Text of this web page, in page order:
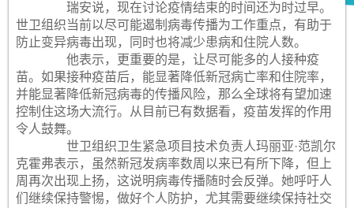
瑞安说，现在讨论疫情结束的时间还为时过早。
世卫组织当前以尽可能遏制病毒传播为工作重点，有助于
防止变异病毒出现，同时也将减少患病和住院人数。
他表示，更重要的是，让尽可能多的人接种疫
苗。如果接种疫苗后，能显著降低新冠病亡率和住院率，
并能显著降低新冠病毒的传播风险，那么全球将有望加速
控制住这场大流行。从目前已有数据看，疫苗发挥的作用
令人鼓舞。
世卫组织卫生紧急项目技术负责人玛丽亚·范凯尔
克霍弗表示，虽然新冠发病率数周以来已有所下降，但上
周再次出现上扬，这说明病毒传播随时会反弹。她呼吁人
们继续保持警惕，做好个人防护，尤其需要继续保持社交